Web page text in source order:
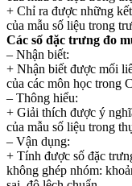
+ Chỉ ra được những
của mẫu số liệu trong
Các số đặc trưng đo
– Nhận biết:
+ Nhận biết được mối
của các môn học trong
– Thông hiểu:
+ Giải thích được ý
của mẫu số liệu trong
– Vận dụng:
+ Tính được số đặc
không ghép nhóm: